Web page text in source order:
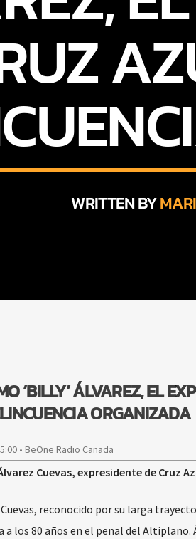
WRITTEN BY
‘BILLY’ ÁLVAREZ, EL
ORGANIZADA
• BeOne Radio Canada
Cuevas, expresidente de
reconocido por su larga
a los 80 años en el penal del